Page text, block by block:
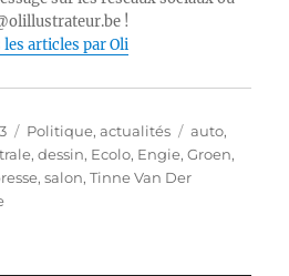
!
articles par Oli
Catégories
Politique, actualités Étiquettes
auto,
,dessin, Ecolo, Engie,Groen,
,salon,Tinne Van Der